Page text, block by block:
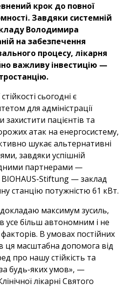
крок до повної
Завдяки системній
Володимира
на забезпечення
процесу, лікарня
важливу інвестицію —
сьогодні є
для адміністрації
пацієнтів та
атак на енергосистему,
шукає альтернативні
завдяки успішній
партнерами —
BIOHAUS-Stiftung — заклад
станцію потужністю 61 кВт.
докладаю максимум зусиль,
усе більш автономним і не
В умовах постійних
ця масштабна допомога від
про нашу стійкість та
будь-яких умов», —
лікарні Святого